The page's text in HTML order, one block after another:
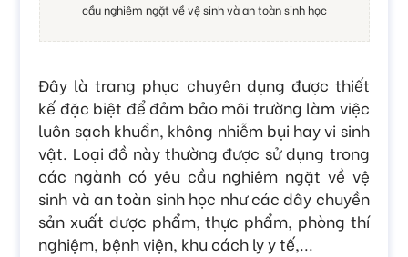
cầu nghiêm ngặt về vệ sinh và an toàn sinh học
Đây là trang phục chuyên dụng được thiết
kế đặc biệt để đảm bảo môi trường làm việc
luôn sạch khuẩn, không nhiễm bụi hay vi sinh
vật. Loại đồ này thường được sử dụng trong
các ngành có yêu cầu nghiêm ngặt về vệ
sinh và an toàn sinh học như các dây chuyền
sản xuất dược phẩm, thực phẩm, phòng thí
nghiệm, bệnh viện, khu cách ly y tế,...